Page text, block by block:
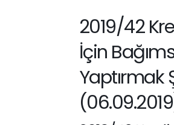
2019/42
İçin
Yaptırmak